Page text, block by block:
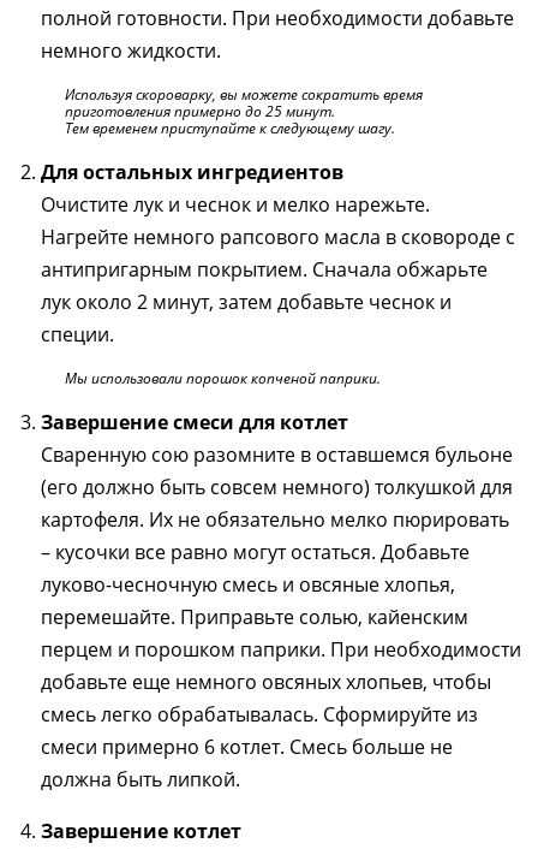
полной готовности. При необходимости добавьте
немного жидкости.
Используя скороварку, вы можете сократить время
приготовления примерно до 25 минут.
Тем временем приступайте к следующему шагу.
Для остальных ингредиентов
Очистите лук и чеснок и мелко нарежьте.
Нагрейте немного рапсового масла в сковороде с
антипригарным покрытием. Сначала обжарьте
лук около 2 минут, затем добавьте чеснок и
специи.
Мы использовали порошок копченой паприки.
Завершение смеси для котлет
Сваренную сою разомните в оставшемся бульоне
(его должно быть совсем немного) толкушкой для
картофеля. Их не обязательно мелко пюрировать
– кусочки все равно могут остаться. Добавьте
луково-чесночную смесь и овсяные хлопья,
перемешайте. Приправьте солью, кайенским
перцем и порошком паприки. При необходимости
добавьте еще немного овсяных хлопьев, чтобы
смесь легко обрабатывалась. Сформируйте из
смеси примерно 6 котлет. Смесь больше не
должна быть липкой.
Завершение котлет